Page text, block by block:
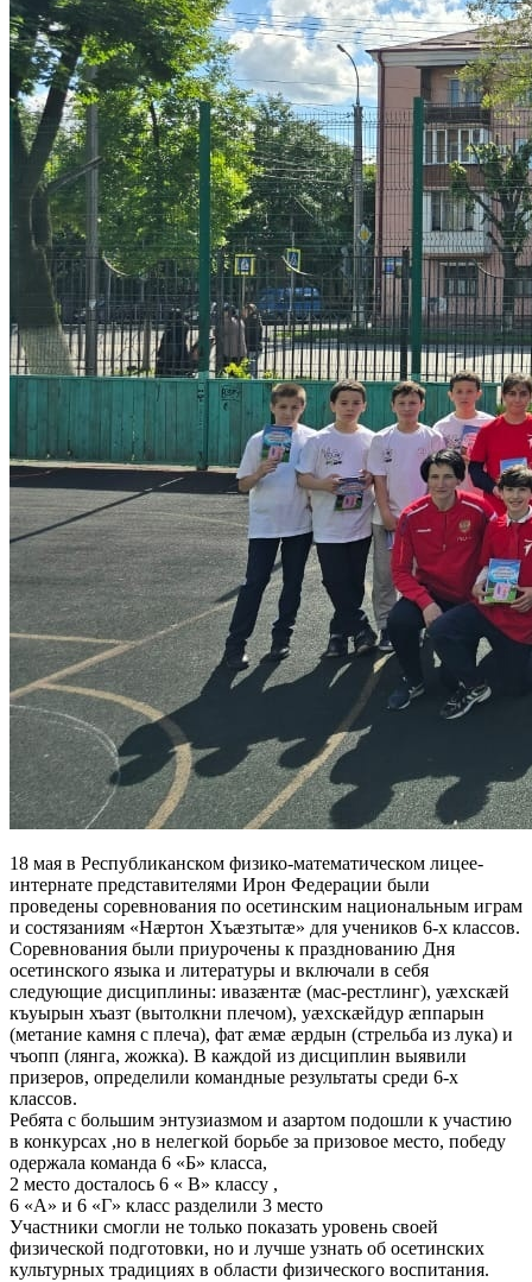
18 мая в Республиканском физико-математическом лицее-
интернате представителями Ирон Федерации были
проведены соревнования по осетинским национальным играм
и состязаниям «Нæртон Хъæзтытæ» для учеников 6-х классов.
Соревнования были приурочены к празднованию Дня
осетинского языка и литературы и включали в себя
следующие дисциплины: ивазæнтæ (мас-рестлинг), уæхскæй
къуырын хъазт (вытолкни плечом), уæхскæйдур æппарын
(метание камня с плеча), фат æмæ æрдын (стрельба из лука) и
чъопп (лянга, жожка). В каждой из дисциплин выявили
призеров, определили командные результаты среди 6-х
классов.
Ребята с большим энтузиазмом и азартом подошли к участию
в конкурсах ,но в нелегкой борьбе за призовое место, победу
одержала команда 6 «Б» класса,
2 место досталось 6 « В» классу ,
6 «А» и 6 «Г» класс разделили 3 место
Участники смогли не только показать уровень своей
физической подготовки, но и лучше узнать об осетинских
культурных традициях в области физического воспитания.